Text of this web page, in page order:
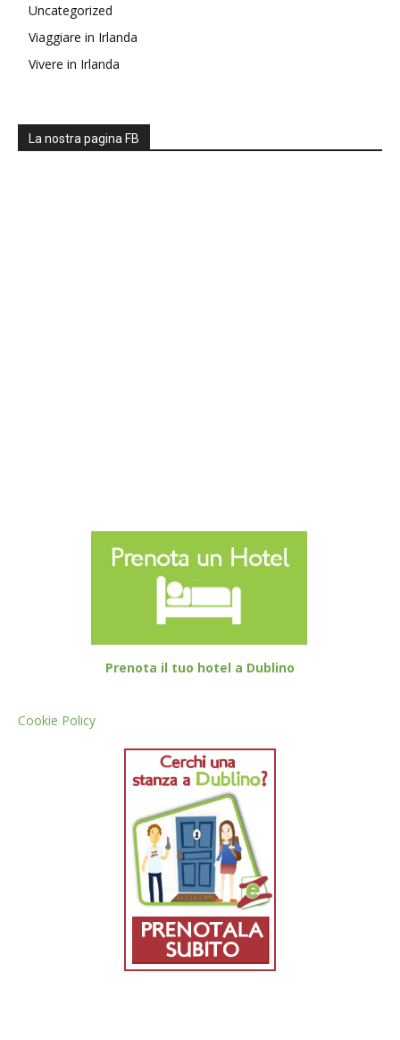
Uncategorized
Viaggiare in Irlanda
Vivere in Irlanda
La nostra pagina FB
Prenota il tuo hotel a Dublino
Cookie Policy